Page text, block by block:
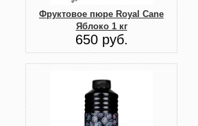
Фруктовое пюре Royal Cane
Яблоко 1 кг
650 руб.